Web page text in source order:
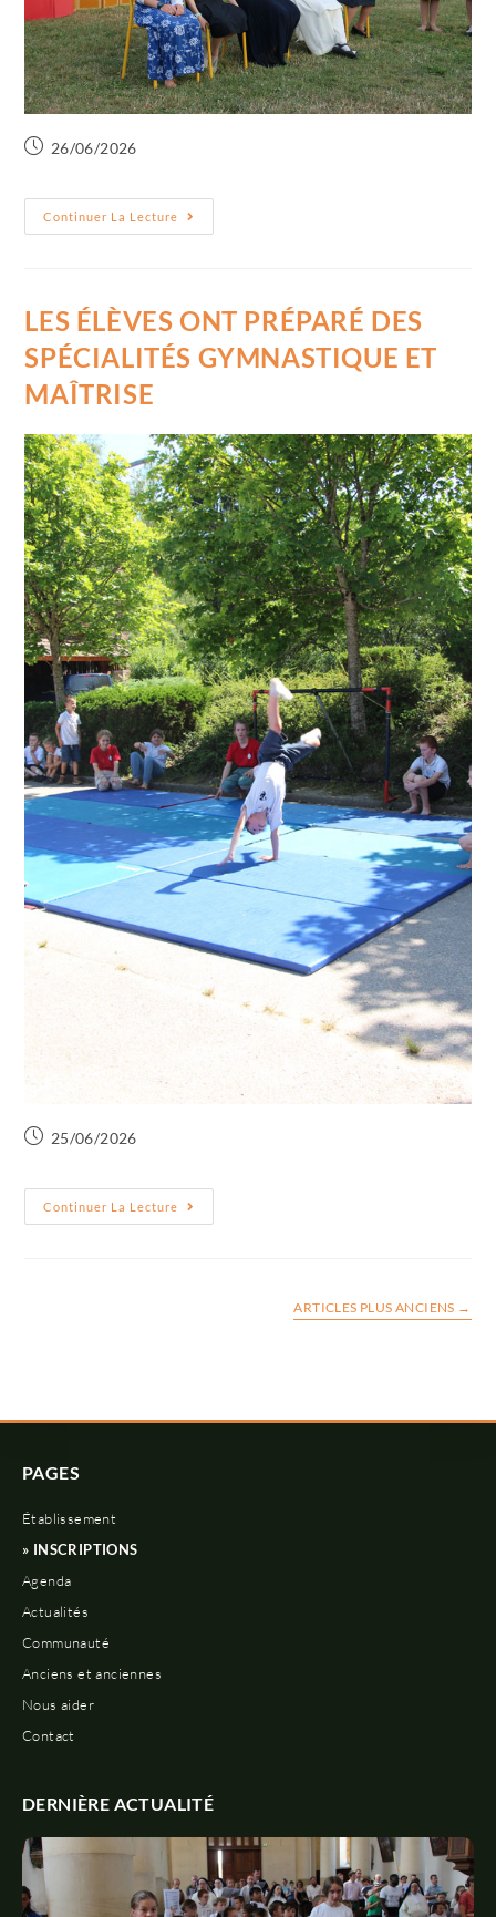
26/06/2026
Continuer La Lecture
LES ÉLÈVES ONT PRÉPARÉ DES
SPÉCIALITÉS GYMNASTIQUE ET
MAÎTRISE
25/06/2026
Continuer La Lecture
ARTICLES PLUS ANCIENS →
PAGES
Établissement
» INSCRIPTIONS
Agenda
Actualités
Communauté
Anciens et anciennes
Nous aider
Contact
DERNIÈRE ACTUALITÉ